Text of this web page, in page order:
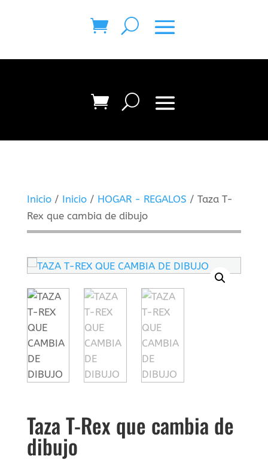
Inicio/ Inicio/ HOGAR - REGALOS / Taza T-
Rex que cambia de dibujo
Taza T-Rex que cambia de
dibujo